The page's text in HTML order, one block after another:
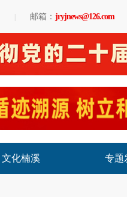
邮箱： jryjnews@126.com
文化楠溪 专题